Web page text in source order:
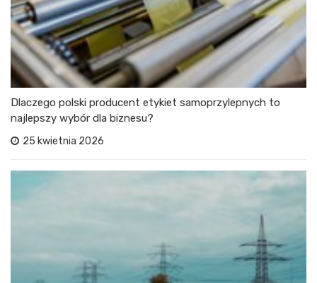
Dlaczego polski producent etykiet samoprzylepnych to
najlepszy wybór dla biznesu?
25 kwietnia 2026